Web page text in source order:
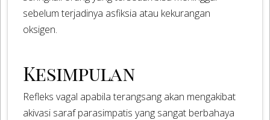
sebelum terjadinya asfiksia atau kekurangan
oksigen.
Kesimpulan
Refleks vagal apabila terangsang akan mengakibat
akivasi saraf parasimpatis yang sangat berbahaya